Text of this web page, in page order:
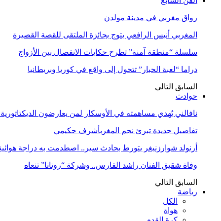
رواق مغربي في مدينة مولدن
المغربي أنيس الرافعي يتوج بجائزة الملتقى للقصة القصيرة
سلسلة “منطقة آمنة” تطرح حكايات الانفصال بين الأزواج
دراما “لعبة الحبار” تتحول إلى واقع في كوريا وبريطانيا
السابق التالي
حوادث
نافالني يُهدي مساهمته في الأوسكار لمن يعارضون
تفاصيل جديدة تبرئ نجم المغربأشرف حكيمي
أرنولد شوارزنيغر يتورط بحادث سير.. اصطدمت به دراجة
وفاة شقيق الفنان راشد الفارس.. وشركة “روتانا” تنعاه
السابق التالي
رياضة
الكل
هواة